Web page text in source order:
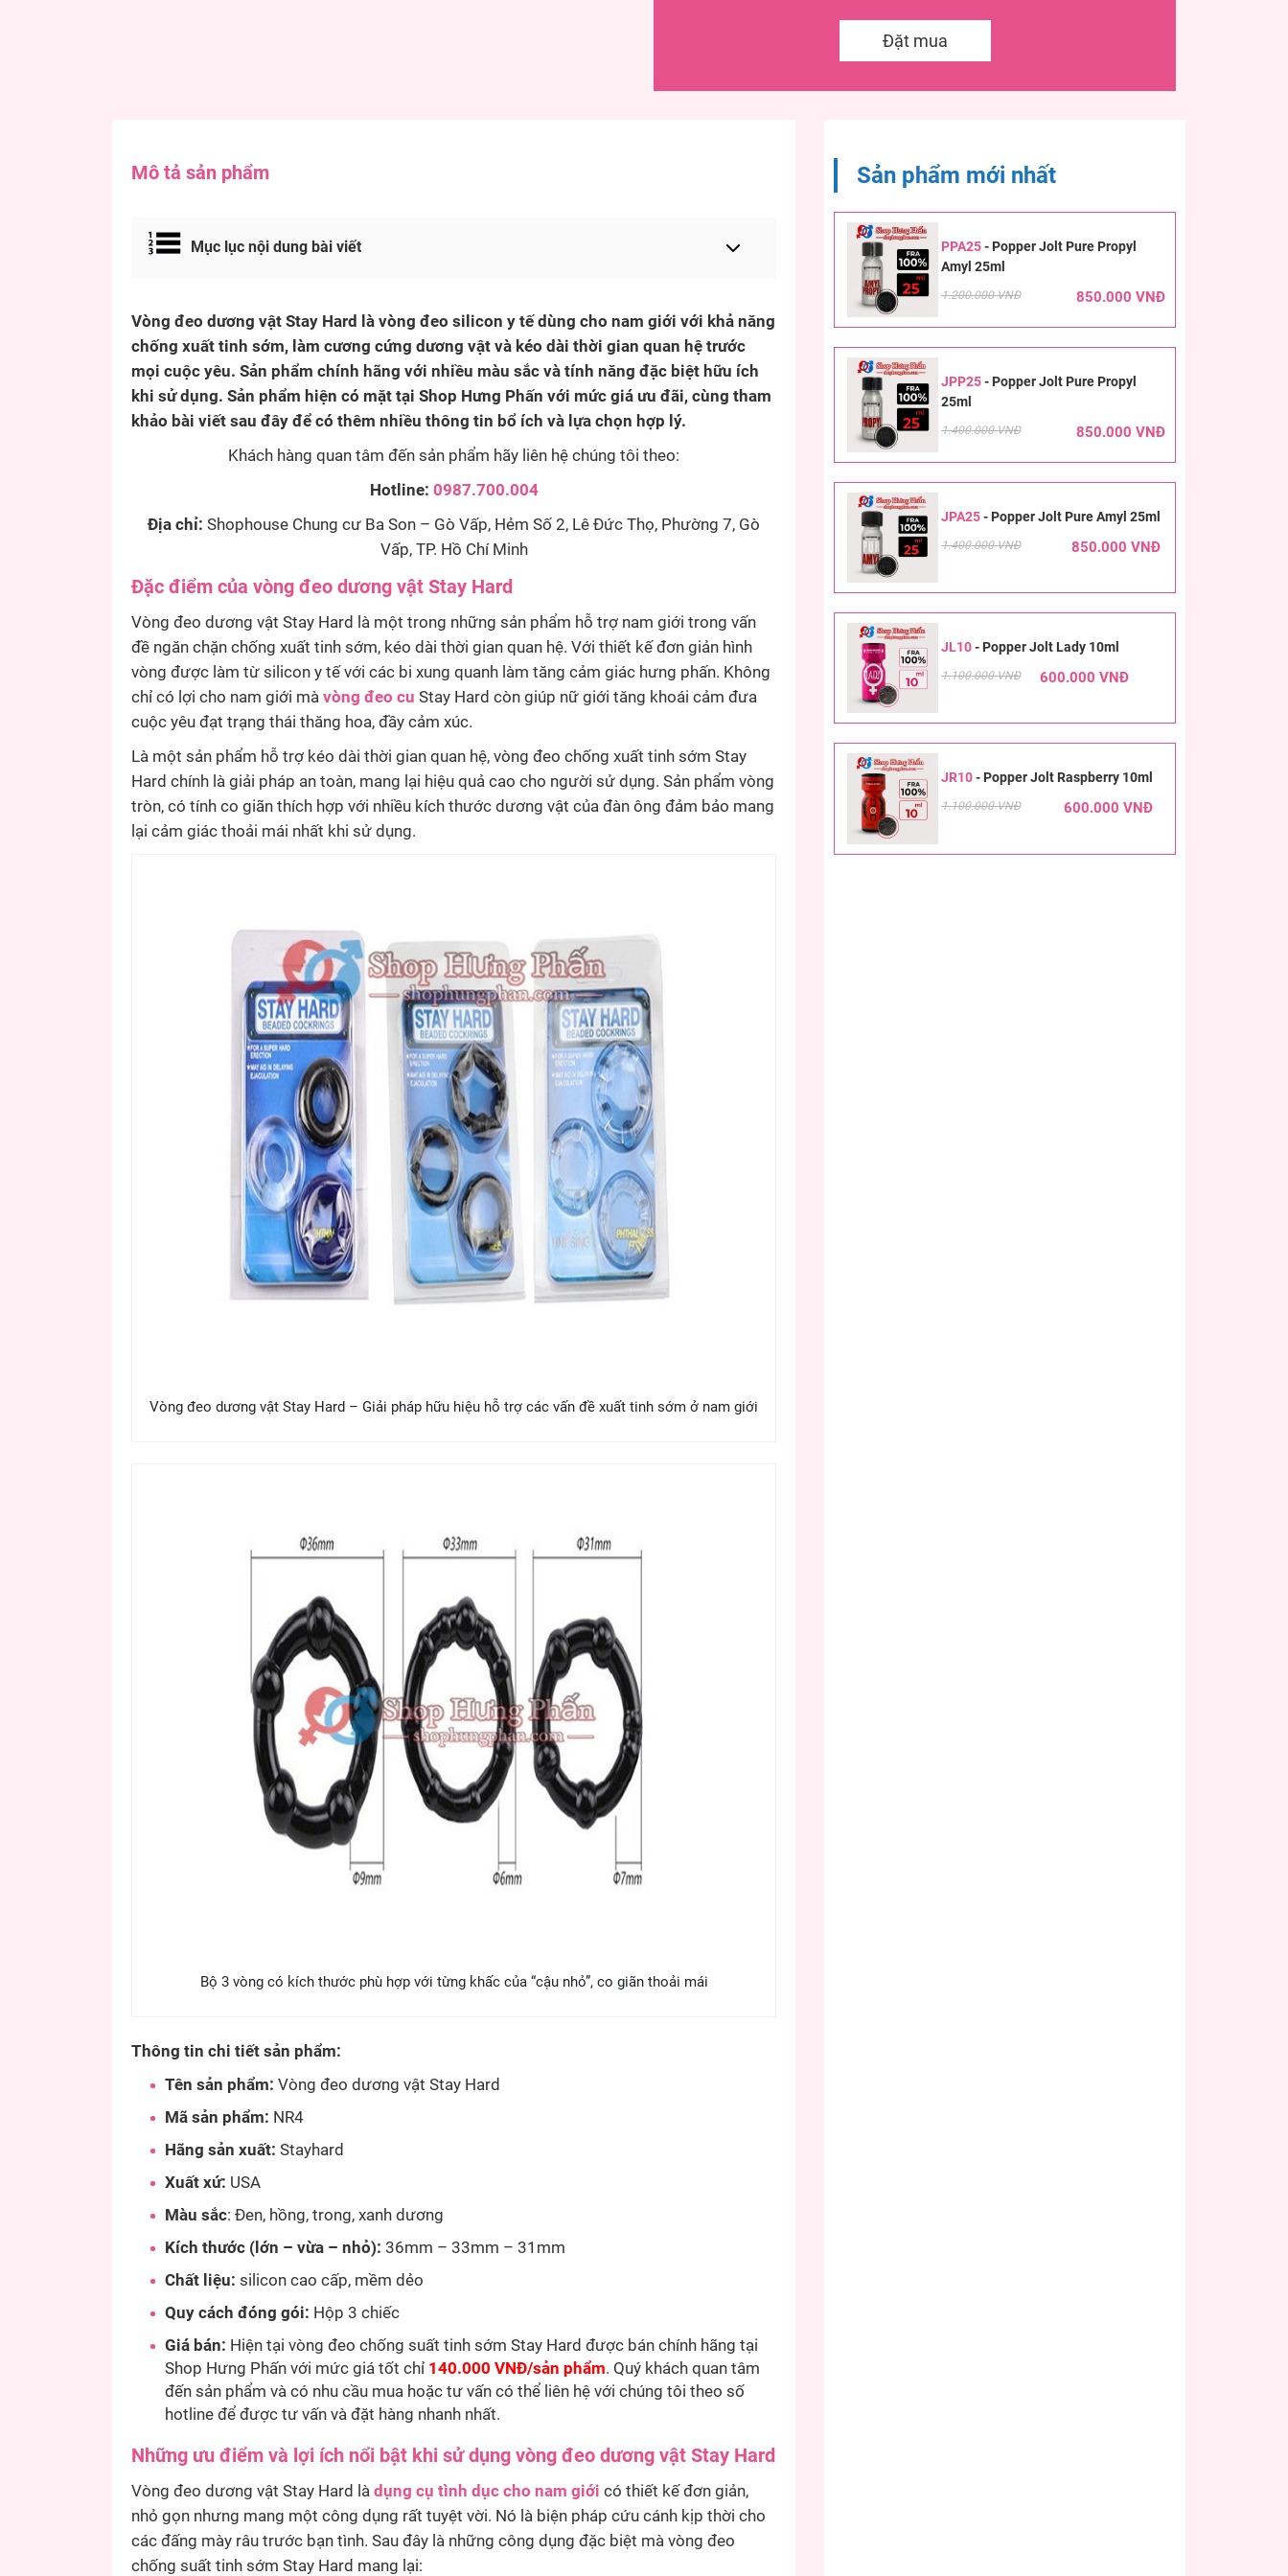
Đặt mua
Mô tả sản phẩm
Mục lục nội dung bài viết
Vòng đeo dương vật Stay Hard là vòng đeo silicon y tế dùng cho nam giới với khả năng
chống xuất tinh sớm, làm cương cứng dương vật và kéo dài thời gian quan hệ trước
mọi cuộc yêu. Sản phẩm chính hãng với nhiều màu sắc và tính năng đặc biệt hữu ích
khi sử dụng. Sản phẩm hiện có mặt tại Shop Hưng Phấn với mức giá ưu đãi, cùng tham
khảo bài viết sau đây để có thêm nhiều thông tin bổ ích và lựa chọn hợp lý.
Khách hàng quan tâm đến sản phẩm hãy liên hệ chúng tôi theo:
Hotline: 0987.700.004
Địa chỉ: Shophouse Chung cư Ba Son – Gò Vấp, Hẻm Số 2, Lê Đức Thọ, Phường 7, Gò
Vấp, TP. Hồ Chí Minh
Đặc điểm của vòng đeo dương vật Stay Hard
Vòng đeo dương vật Stay Hard là một trong những sản phẩm hỗ trợ nam giới trong vấn
đề ngăn chặn chống xuất tinh sớm, kéo dài thời gian quan hệ. Với thiết kế đơn giản hình
vòng được làm từ silicon y tế với các bi xung quanh làm tăng cảm giác hưng phấn. Không
chỉ có lợi cho nam giới mà vòng đeo cu Stay Hard còn giúp nữ giới tăng khoái cảm đưa
cuộc yêu đạt trạng thái thăng hoa, đầy cảm xúc.
Là một sản phẩm hỗ trợ kéo dài thời gian quan hệ, vòng đeo chống xuất tinh sớm Stay
Hard chính là giải pháp an toàn, mang lại hiệu quả cao cho người sử dụng. Sản phẩm vòng
tròn, có tính co giãn thích hợp với nhiều kích thước dương vật của đàn ông đảm bảo mang
lại cảm giác thoải mái nhất khi sử dụng.
Vòng đeo dương vật Stay Hard – Giải pháp hữu hiệu hỗ trợ các vấn đề xuất tinh sớm ở nam giới
Bộ 3 vòng có kích thước phù hợp với từng khấc của “cậu nhỏ”, co giãn thoải mái
Thông tin chi tiết sản phẩm:
Tên sản phẩm: Vòng đeo dương vật Stay Hard
Mã sản phẩm: NR4
Hãng sản xuất: Stayhard
Xuất xứ: USA
Màu sắc: Đen, hồng, trong, xanh dương
Kích thước (lớn – vừa – nhỏ): 36mm – 33mm – 31mm
Chất liệu: silicon cao cấp, mềm dẻo
Quy cách đóng gói: Hộp 3 chiếc
Giá bán: Hiện tại vòng đeo chống suất tinh sớm Stay Hard được bán chính hãng tại
Shop Hưng Phấn với mức giá tốt chỉ 140.000 VNĐ/sản phẩm. Quý khách quan tâm
đến sản phẩm và có nhu cầu mua hoặc tư vấn có thể liên hệ với chúng tôi theo số
hotline để được tư vấn và đặt hàng nhanh nhất.
Những ưu điểm và lợi ích nổi bật khi sử dụng vòng đeo dương vật Stay Hard
Vòng đeo dương vật Stay Hard là dụng cụ tình dục cho nam giới có thiết kế đơn giản,
nhỏ gọn nhưng mang một công dụng rất tuyệt vời. Nó là biện pháp cứu cánh kịp thời cho
các đấng mày râu trước bạn tình. Sau đây là những công dụng đặc biệt mà vòng đeo
chống suất tinh sớm Stay Hard mang lại:
Sản phẩm mới nhất
PPA25- Popper Jolt Pure Propyl
Amyl 25ml
1.200.000 VNĐ 850.000 VNĐ
JPP25- Popper Jolt Pure Propyl
25ml
1.400.000 VNĐ 850.000 VNĐ
JPA25- Popper Jolt Pure Amyl 25ml
1.400.000 VNĐ 850.000 VNĐ
JL10- Popper Jolt Lady 10ml
1.100.000 VNĐ 600.000 VNĐ
JR10- Popper Jolt Raspberry 10ml
1.100.000 VNĐ 600.000 VNĐ